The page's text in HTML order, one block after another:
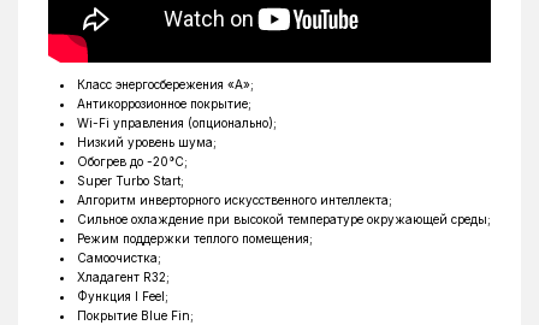
Ширина внутреннего блока, мм
Высота внутреннего блока, мм
Глубина внутреннего блока, мм
Тип фреона
Обогрев до °C
Ширина наружного блока, мм
Высота наружного блока, мм
Глубина наружного блока, мм
Класс энергосбережения «А»;
Антикоррозионное покрытие;
Wi-Fi управления (опционально);
Низкий уровень шума;
Обогрев до -20°С;
Super Turbo Start;
Алгоритм инверторного искусственного интеллекта;
Сильное охлаждение при высокой температуре окружающей среды;
Режим поддержки теплого помещения;
Самоочистка;
Хладагент R32;
Функция I Feel;
Покрытие Blue Fin;